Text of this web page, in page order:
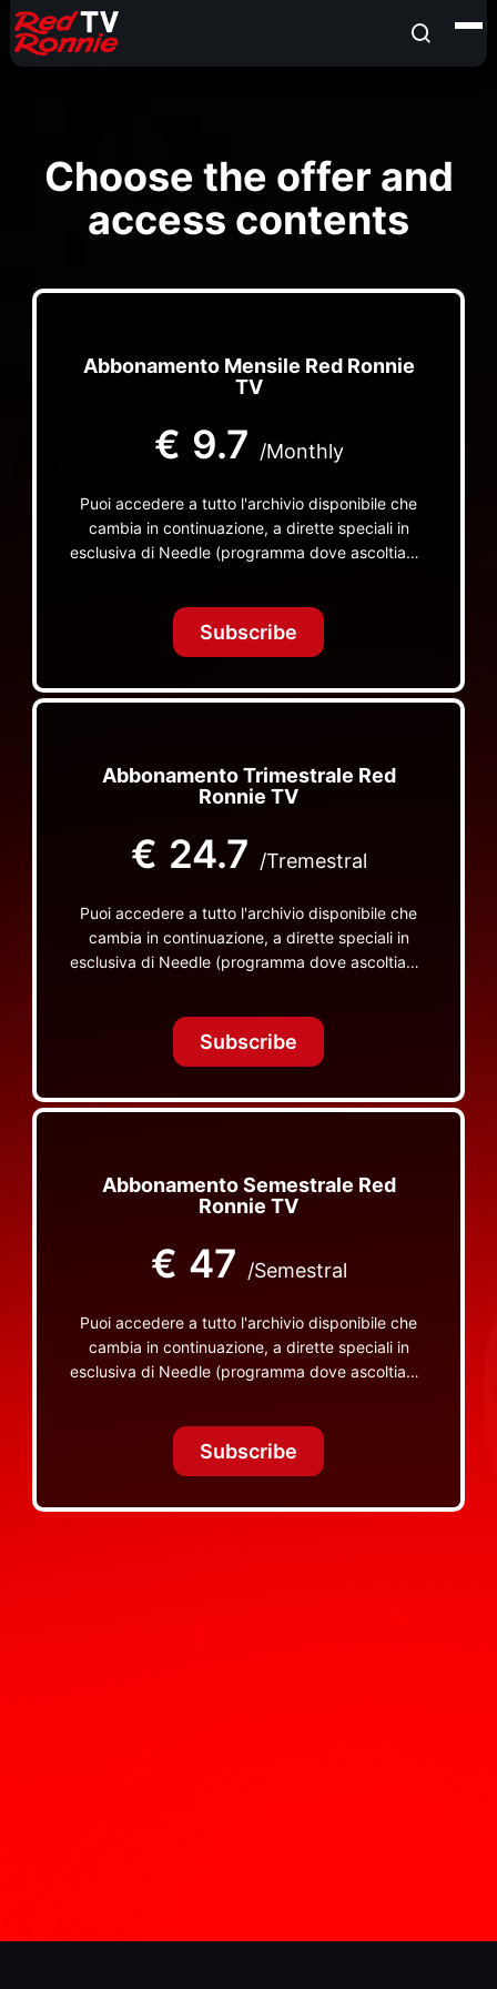
Choose the offer and
access contents
Abbonamento Mensile Red Ronnie
TV
€ 9.7 /Monthly
Puoi accedere a tutto l'archivio disponibile che
cambia in continuazione, a dirette speciali in
esclusiva di Needle (programma dove ascoltiamo
TV non visibili da nessuna altra parte
Subscribe
Abbonamento Trimestrale Red
Ronnie TV
€ 24.7 /Tremestral
Puoi accedere a tutto l'archivio disponibile che
cambia in continuazione, a dirette speciali in
esclusiva di Needle (programma dove ascoltiamo
TV non visibili da nessuna altra parte
Subscribe
Abbonamento Semestrale Red
Ronnie TV
€ 47 /Semestral
Puoi accedere a tutto l'archivio disponibile che
cambia in continuazione, a dirette speciali in
esclusiva di Needle (programma dove ascoltiamo
TV non visibili da nessuna altra parte
Subscribe